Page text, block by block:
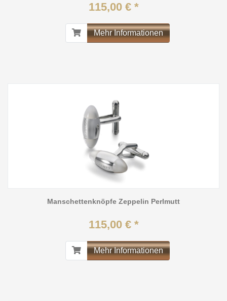
115,00 € *
Mehr Informationen
Manschettenknöpfe Zeppelin Perlmutt
115,00 € *
Mehr Informationen